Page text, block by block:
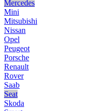
Mercedes
Mini
Mitsubishi
Nissan
Opel
Peugeot
Porsche
Renault
Rover
Saab
Seat
Skoda